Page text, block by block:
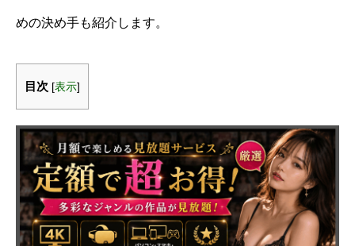
めの決め手も紹介します。
目次 [表示]